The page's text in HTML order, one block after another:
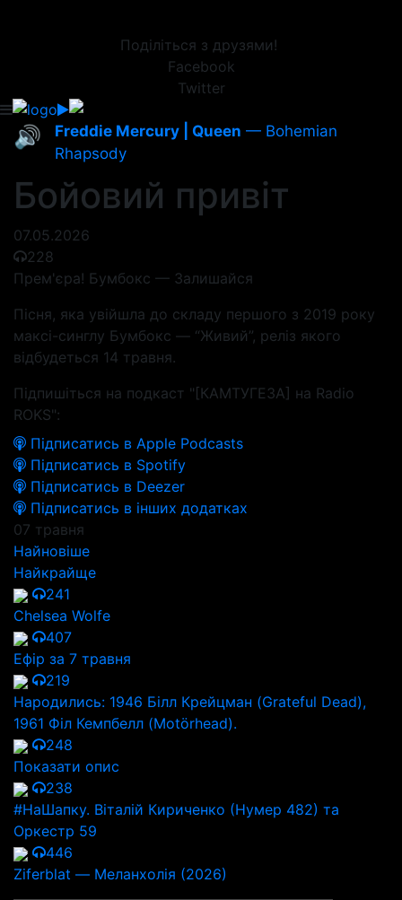
Поділіться з друзями!
Facebook
Twitter
🔊 Freddie Mercury | Queen — Bohemian
Rhapsody
Бойовий привіт
07.05.2026
228
Прем'єра! Бумбокс — Залишайся
Пісня, яка увійшла до складу першого з 2019 року
максі-синглу Бумбокс — “Живий”, реліз якого
відбудеться 14 травня.
Підпишіться на подкаст "[КАМТУГЕЗА] на Radio
ROKS":
Підписатись в Apple Podcasts
Підписатись в Spotify
Підписатись в Deezer
Підписатись в інших додатках
07 травня
Найновіше
Найкрайще
241
Chelsea Wolfe
407
Ефір за 7 травня
219
Народились: 1946 Білл Крейцман (Grateful Dead),
1961 Філ Кемпбелл (Motörhead).
248
Показати опис
238
#НаШапку. Віталій Кириченко (Нумер 482) та
Оркестр 59
446
Ziferblat — Меланхолія (2026)